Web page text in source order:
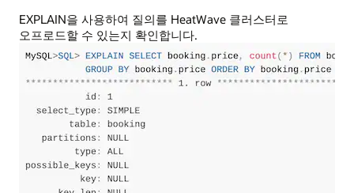
EXPLAIN을 사용하여 질의를 HeatWave 클러스터로
오프로드할 수 있는지 확인합니다.